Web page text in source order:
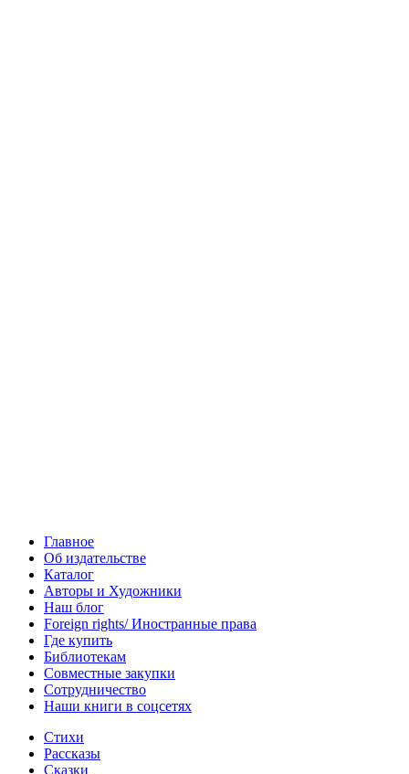
Главное
Об издательстве
Каталог
Авторы и Художники
Наш блог
Foreign rights/ Иностранные права
Где купить
Библиотекам
Совместные закупки
Сотрудничество
Наши книги в соцсетях
Стихи
Рассказы
Сказки